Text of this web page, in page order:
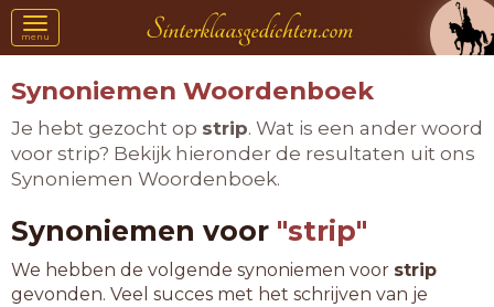
Toggle
navigation
menu
Synoniemen Woordenboek
Je hebt gezocht op strip. Wat is een ander woord
voor strip? Bekijk hieronder de resultaten uit ons
Synoniemen Woordenboek.
Synoniemen voor "strip"
We hebben de volgende synoniemen voor strip
gevonden. Veel succes met het schrijven van je